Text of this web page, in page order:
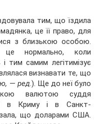
тим, що їздила
це її право, для
з близькою особою.
нормально, коли
тим самим легітимізує
визнавати те, що
— ред.). Ще до неї було
валютою суддя
в Криму і в Санкт-
що доларами США.